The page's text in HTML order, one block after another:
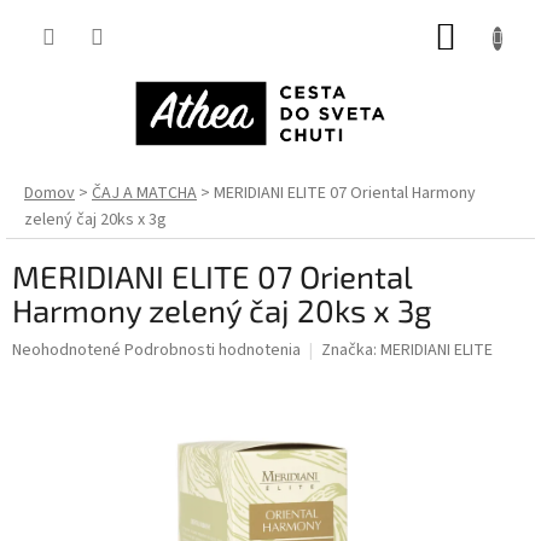
Domov ČAJ A MATCHA
MERIDIANI ELITE 07 Oriental Harmony
zelený čaj 20ks x 3g
MERIDIANI ELITE 07 Oriental
Harmony zelený čaj 20ks x 3g
Priemerné
Neohodnotené Podrobnosti hodnotenia Značka: MERIDIANI ELITE